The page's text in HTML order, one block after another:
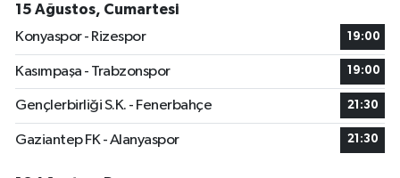
15 Ağustos, Cumartesi
Konyaspor - Rizespor
19:00
Kasımpaşa - Trabzonspor 19:00
Gençlerbirliği S.K. - Fenerbahçe 21:30
Gaziantep FK - Alanyaspor 21:30